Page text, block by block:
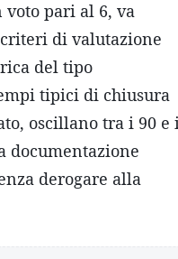
voto pari al 6, va
di valutazione
del tipo
tipici di chiusura
oscillano tra i 90 e
documentazione
derogare alla